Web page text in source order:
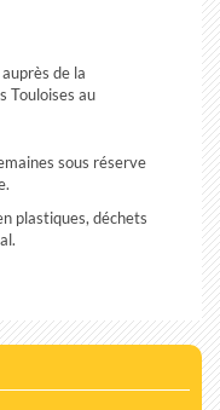
de la
Touloises au
sous réserve
plastiques, déchets